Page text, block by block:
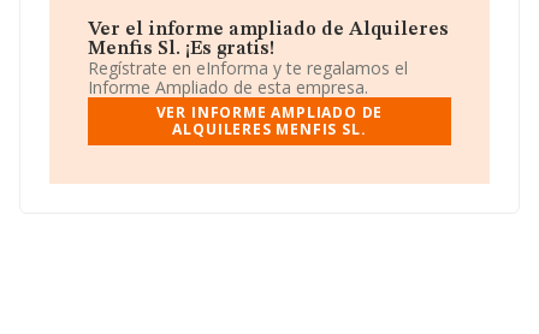
compañía no tiene actividad en mercados exteriores.
Ha contado con el mismo número de profesionales y
atendiendo a los datos disponibles en INFORMA, el
número de empleados de la compañía ha estado por
debajo de la media de sector.
facilita el número de teléfono 964061336.
Ver el informe ampliado de Alquileres
Menfis Sl. ¡Es gratis!
Regístrate en eInforma y te regalamos el
Informe Ampliado de esta empresa.
VER INFORME AMPLIADO DE
ALQUILERES MENFIS SL.